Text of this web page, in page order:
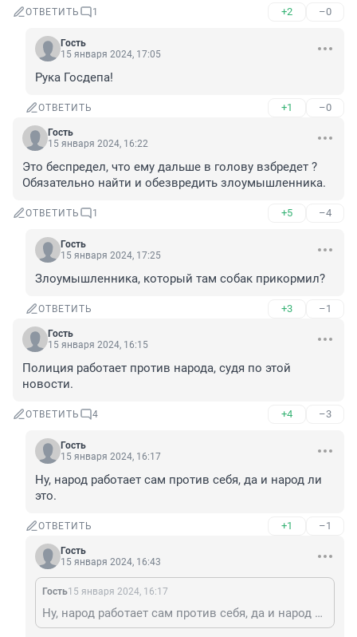
ОТВЕТИТЬ 1 +2 –0
Гость
15 января 2024, 17:05
Рука Госдепа!
ОТВЕТИТЬ +1 –0
Гость
15 января 2024, 16:22
Это беспредел, что ему дальше в голову взбредет ?
Обязательно найти и обезвредить злоумышленника.
ОТВЕТИТЬ 1 +5 –4
Гость
15 января 2024, 17:25
Злоумышленника, который там собак прикормил?
ОТВЕТИТЬ +3 –1
Гость
15 января 2024, 16:15
Полиция работает против народа, судя по этой
новости.
ОТВЕТИТЬ 4 +4 –3
Гость
15 января 2024, 16:17
Ну, народ работает сам против себя, да и народ ли
это.
ОТВЕТИТЬ +1 –1
Гость
15 января 2024, 16:43
Гость15 января 2024, 16:17
Ну, народ работает сам против себя, да и народ ли это.